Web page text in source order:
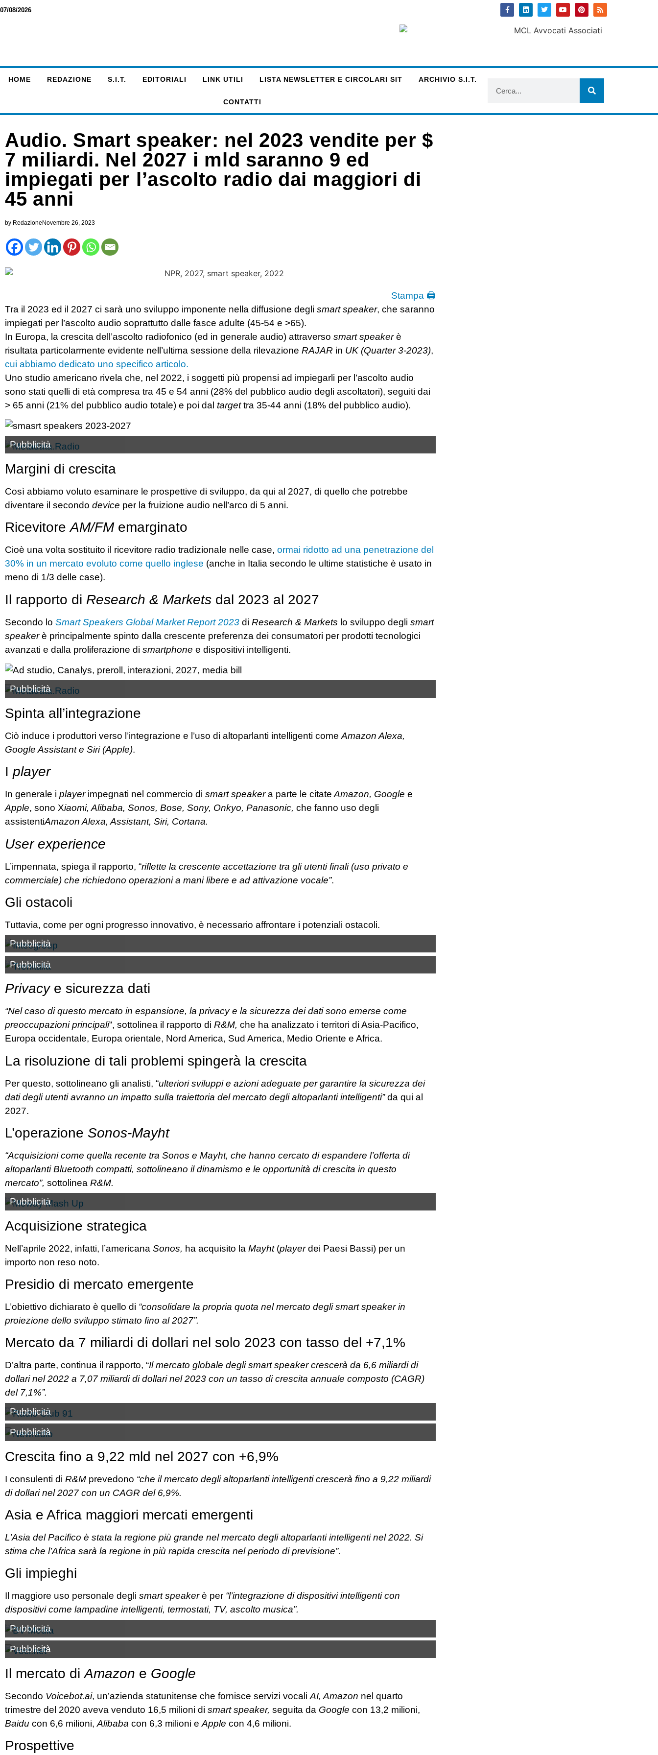
07/08/2026
HOME REDAZIONE S.I.T. EDITORIALI LINK UTILI LISTA NEWSLETTER E CIRCOLARI SIT ARCHIVIO S.I.T.
CONTATTI
Audio. Smart speaker: nel 2023 vendite per $
7 miliardi. Nel 2027 i mld saranno 9 ed
impiegati per l’ascolto radio dai maggiori di
45 anni
by Redazione Novembre 26, 2023
Stampa 🖨
Tra il 2023 ed il 2027 ci sarà uno sviluppo imponente nella diffusione degli smart speaker, che saranno
impiegati per l’ascolto audio soprattutto dalle fasce adulte (45-54 e >65).
In Europa, la crescita dell’ascolto radiofonico (ed in generale audio) attraverso smart speakerè
risultata particolarmente evidente nell’ultima sessione della rilevazione RAJAR in UK (Quarter 3-2023),
cui abbiamo dedicato uno specifico articolo.
Uno studio americano rivela che, nel 2022, i soggetti più propensi ad impiegarli per l’ascolto audio
sono stati quelli di età compresa tra 45 e 54 anni (28% del pubblico audio degli ascoltatori), seguiti dai
> 65 anni (21% del pubblico audio totale) e poi dal targettra 35-44 anni (18% del pubblico audio).
Pubblicità
Margini di crescita
Così abbiamo voluto esaminare le prospettive di sviluppo, da qui al 2027, di quello che potrebbe
diventare il secondo device per la fruizione audio nell’arco di 5 anni.
RicevitoreAM/FMemarginato
Cioè una volta sostituito il ricevitore radio tradizionale nelle case, ormai ridotto ad una penetrazione del
30% in un mercato evoluto come quello inglese (anche in Italia secondo le ultime statistiche è usato in
meno di 1/3 delle case).
Il rapporto di Research & Markets dal 2023 al 2027
Secondo lo Smart Speakers Global Market Report 2023 di Research & Markets lo sviluppo degli smart
speakerè principalmente spinto dalla crescente preferenza dei consumatori per prodotti tecnologici
avanzati e dalla proliferazione di smartphone e dispositivi intelligenti.
Pubblicità
Spinta all’integrazione
Ciò induce i produttori verso l’integrazione e l’uso di altoparlanti intelligenti come Amazon Alexa,
Google Assistant e Siri (Apple).
I player
In generale i playerimpegnati nel commercio di smart speakera parte le citate Amazon, Google e
Apple, sono Xiaomi, Alibaba, Sonos, Bose, Sony, Onkyo, Panasonic, che fanno uso degli
assistentiAmazon Alexa, Assistant, Siri, Cortana.
User experience
L’impennata, spiega il rapporto, “riflette la crescente accettazione tra gli utenti finali (uso privato e
commerciale) che richiedono operazioni a mani libere e ad attivazione vocale”.
Gli ostacoli
Tuttavia, come per ogni progresso innovativo, è necessario affrontare i potenziali ostacoli.
Pubblicità
Pubblicità
Privacye sicurezza dati
“Nel caso di questo mercato in espansione, la privacy e la sicurezza dei dati sono emerse come
preoccupazioni principali“, sottolinea il rapporto di R&M, che ha analizzato i territori di Asia-Pacifico,
Europa occidentale, Europa orientale, Nord America, Sud America, Medio Oriente e Africa.
La risoluzione di tali problemi spingerà la crescita
Per questo, sottolineano gli analisti, “ulteriori sviluppi e azioni adeguate per garantire la sicurezza dei
dati degli utenti avranno un impatto sulla traiettoria del mercato degli altoparlanti intelligenti”da qui al
2027.
L’operazione Sonos-Mayht
“Acquisizioni come quella recente tra Sonos e Mayht, che hanno cercato di espandere l’offerta di
altoparlanti Bluetooth compatti, sottolineano il dinamismo e le opportunità di crescita in questo
mercato”, sottolinea R&M.
Pubblicità
Acquisizione strategica
Nell’aprile 2022, infatti, l’americana Sonos, ha acquisito la Mayht(playerdei Paesi Bassi) per un
importo non reso noto.
Presidio di mercato emergente
L’obiettivo dichiarato è quello di “consolidare la propria quota nel mercato degli smart speaker in
proiezione dello sviluppo stimato fino al 2027”.
Mercato da 7 miliardi di dollari nel solo 2023 con tasso del +7,1%
D’altra parte, continua il rapporto, “Il mercato globale degli smart speaker crescerà da 6,6 miliardi di
dollari nel 2022 a 7,07 miliardi di dollari nel 2023 con un tasso di crescita annuale composto (CAGR)
del 7,1%”.
Pubblicità
Pubblicità
Crescita fino a 9,22 mld nel 2027 con +6,9%
I consulenti di R&M prevedono “che il mercato degli altoparlanti intelligenti crescerà fino a 9,22 miliardi
di dollari nel 2027 con un CAGR del 6,9%.
Asia e Africa maggiori mercati emergenti
L’Asia del Pacifico è stata la regione più grande nel mercato degli altoparlanti intelligenti nel 2022. Si
stima che l’Africa sarà la regione in più rapida crescita nel periodo di previsione”.
Gli impieghi
Il maggiore uso personale degli smart speakerè per “l’integrazione di dispositivi intelligenti con
dispositivi come lampadine intelligenti, termostati, TV, ascolto musica”.
Pubblicità
Pubblicità
Il mercato diAmazon e Google
Secondo Voicebot.ai, un’azienda statunitense che fornisce servizi vocali AI, Amazon nel quarto
trimestre del 2020 aveva venduto 16,5 milioni di smart speaker, seguita da Google con 13,2 milioni,
Baidu con 6,6 milioni, Alibaba con 6,3 milioni e Apple con 4,6 milioni.
Prospettive